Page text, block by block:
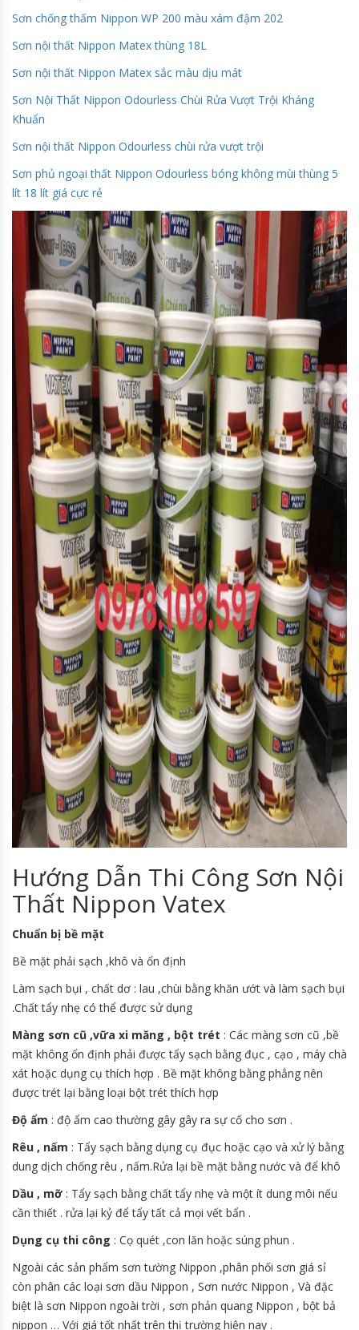
Sơn chống thấm Nippon WP 200 màu xám đậm 202
Sơn nội thất Nippon Matex thùng 18L
Sơn nội thất Nippon Matex sắc màu dịu mát
Sơn Nội Thất Nippon Odourless Chùi Rửa Vượt Trội Kháng
Khuẩn
Sơn nội thất Nippon Odourless chùi rửa vượt trội
Sơn phủ ngoại thất Nippon Odourless bóng không mùi thùng 5
lít 18 lít giá cực rẻ
Hướng Dẫn Thi Công Sơn Nội
Thất Nippon Vatex
Chuẩn bị bề mặt
Bề mặt phải sạch ,khô và ổn định
Làm sạch bụi , chất dơ : lau ,chùi bằng khăn ướt và làm sạch bụi
.Chất tẩy nhẹ có thể được sử dụng
Màng sơn cũ ,vữa xi măng , bột trét : Các màng sơn cũ ,bề
mặt không ổn định phải được tẩy sạch bằng đục , cạo , máy chà
xát hoặc dụng cụ thích hợp . Bề mặt không bằng phẳng nên
được trét lại bằng loại bột trét thích hợp
Độ ẩm : độ ẩm cao thường gây gây ra sự cố cho sơn .
Rêu , nấm : Tẩy sạch bằng dụng cụ đục hoặc cạo và xử lý bằng
dung dịch chống rêu , nấm.Rửa lại bề mặt bằng nước và để khô
Dầu , mỡ : Tẩy sạch bằng chất tẩy nhẹ và một ít dung môi nếu
cần thiết . rửa lại kỷ để tẩy tất cả mọi vết bẩn .
Dụng cụ thi công : Cọ quét ,con lăn hoặc súng phun .
Ngoài các sản phẩm sơn tường Nippon ,phân phối sơn giá sỉ
còn phân các loại sơn dầu Nippon , Sơn nước Nippon , Và đặc
biệt là sơn Nippon ngoài trời , sơn phản quang Nippon , bột bả
nippon … Với giá tốt nhất trên thị trường hiện nay .